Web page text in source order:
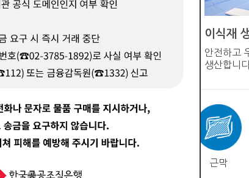
기증연계
한국장기조직기증원에서 구득한
인체조직을 전달받습니다
이식재
안전하고
생산합니
근막